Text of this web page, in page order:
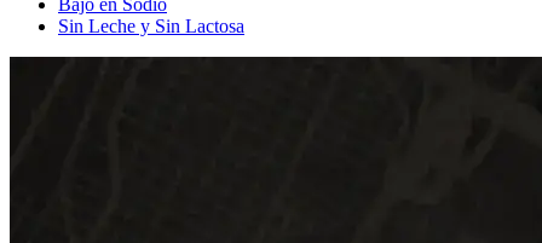
Sin Leche y Sin Lactosa